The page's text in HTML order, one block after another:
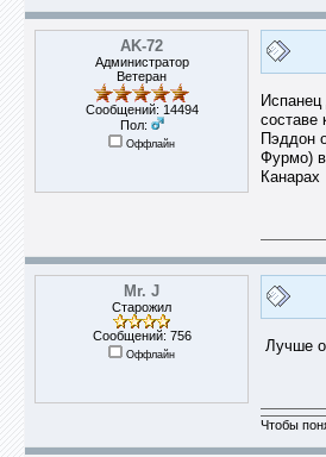
AK-72
Администратор
Ветеран
Сообщений: 14494
Пол:
Оффлайн
составе
Пэддон
Фурмо)
Канарах
Mr. J
Старожил
Сообщений: 756
Оффлайн Лучше
Чтобы